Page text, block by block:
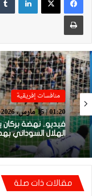
طباعة
منافسات إفريقية
01:20 | 15 مارس، 2026
فيديو.. نهضة بركان
الهلال السوداني
محترفون
22:01 | 14 مارس، 2026
مانشستر يونايتد
مواجهة أستون فيلا
مقالات ذات صلة